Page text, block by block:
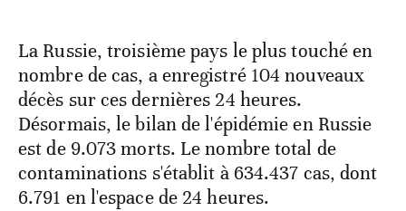
La Russie, troisième pays le plus touché en
nombre de cas, a enregistré 104 nouveaux
décès sur ces dernières 24 heures.
Désormais, le bilan de l'épidémie en Russie
est de 9.073 morts. Le nombre total de
contaminations s'établit à 634.437 cas, dont
6.791 en l'espace de 24 heures.